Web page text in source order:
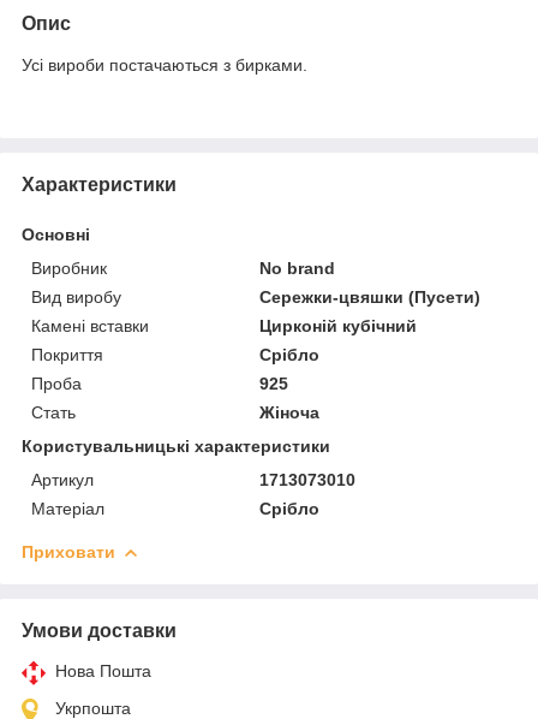
Опис
Усі вироби постачаються з бирками.
Характеристики
Основні
Виробник
No brand
Вид виробу
Сережки-цвяшки (Пусети)
Камені вставки
Цирконій кубічний
Покриття
Срібло
Проба
925
Стать
Жіноча
Користувальницькі характеристики
Артикул
1713073010
Матеріал
Срібло
Приховати
Умови доставки
Нова Пошта
Укрпошта